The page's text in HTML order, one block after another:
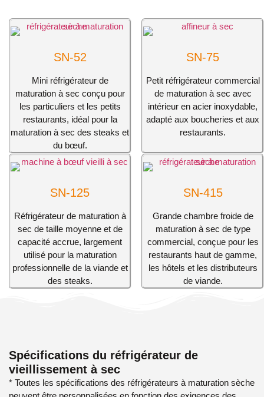
SN-52
Mini réfrigérateur de
maturation à sec conçu pour
les particuliers et les petits
restaurants, idéal pour la
maturation à sec des steaks et
du bœuf.
SN-75
Petit réfrigérateur commercial
de maturation à sec avec
intérieur en acier inoxydable,
adapté aux boucheries et aux
restaurants.
SN-125
Réfrigérateur de maturation à
sec de taille moyenne et de
capacité accrue, largement
utilisé pour la maturation
professionnelle de la viande et
des steaks.
SN-415
Grande chambre froide de
maturation à sec de type
commercial, conçue pour les
restaurants haut de gamme,
les hôtels et les distributeurs
de viande.
Spécifications du réfrigérateur de
vieillissement à sec
* Toutes les spécifications des réfrigérateurs à maturation sèche